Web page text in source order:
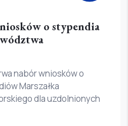
o stypendia
nabór wniosków o
Marszałka
dla uzdolnionych